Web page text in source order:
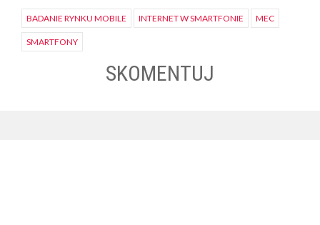
BADANIE RYNKU MOBILE INTERNET W SMARTFONIE MEC
SMARTFONY
SKOMENTUJ